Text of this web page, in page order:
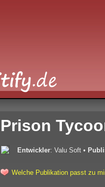
Prison
Entwickler: Valu Soft •
Welche Publikation passt zu